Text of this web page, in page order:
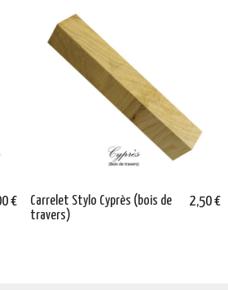
€
Carrelet Stylo Cyprès (bois de
travers)
2,50 €